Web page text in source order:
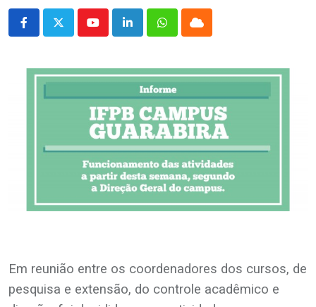
YoutubeLinkedInWhatsappCloud
Em reunião entre os coordenadores dos cursos, de
pesquisa e extensão, do controle acadêmico e